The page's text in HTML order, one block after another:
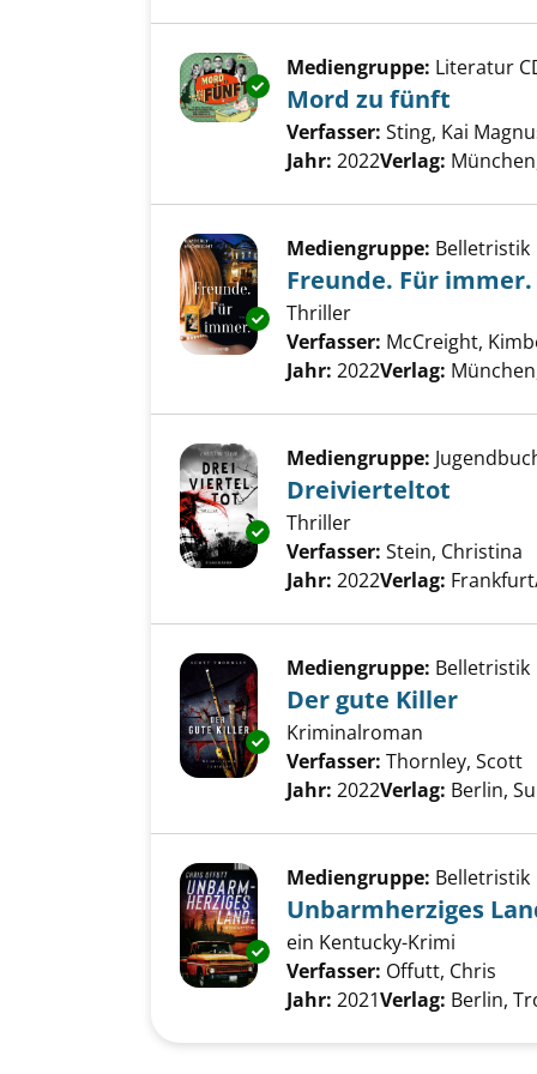
Exemplar-Details von Mord zu
Mediengruppe: Literatur
Mord zu fünft
Verfasser: Sting, Kai
Jahr: 2022Verlag:
Exemplar-Details von Freunde.
Mediengruppe: Belletristik
Freunde. Für immer.
Thriller
Verfasser: McCreight,
Jahr: 2022Verlag:
Exemplar-Details von
Mediengruppe:
Dreivierteltot
Thriller
Verfasser: Stein, Christina
Jahr: 2022Verlag:
Exemplar-Details von Der gute
Mediengruppe: Belletristik
Der gute Killer
Kriminalroman
Verfasser: Thornley, Scott
Jahr: 2022Verlag: Berlin,
Exemplar-Details von
Mediengruppe: Belletristik
Unbarmherziges
ein Kentucky-Krimi
Verfasser: Offutt, Chris
Jahr: 2021Verlag: Berlin,